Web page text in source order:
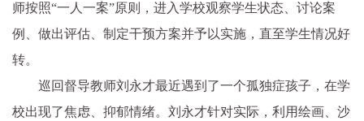
师按照“一人一案”原则，进入学校观察学生状态、讨论案
例、做出评估、制定干预方案并予以实施，直至学生情况好
转。
巡回督导教师刘永才最近遇到了一个孤独症孩子，在学
校出现了焦虑、抑郁情绪。刘永才针对实际，利用绘画、沙